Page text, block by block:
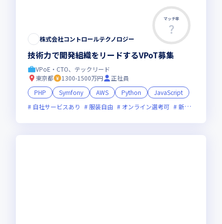
マッチ率
株式会社コントロールテクノロジー
技術力で開発組織をリードするVPoT募集
VPoE・CTO、テックリード
東京都
1300-1500万円
正社員
PHP
Symfony AWS Python
JavaScript
自社サービスあり
服装自由 オンライン選考可 新技術に積極的